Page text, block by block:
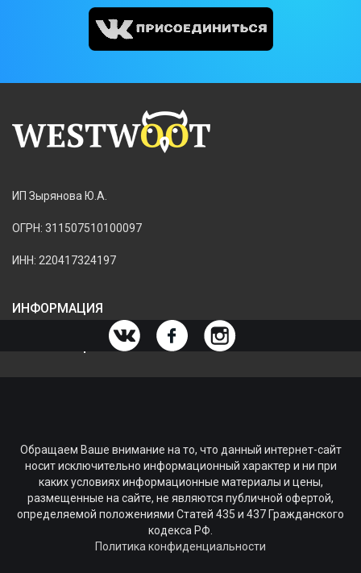
ИП Зырянова Ю.А.
ОГРН: 311507510100097
ИНН: 220417324197
ИНФОРМАЦИЯ
ИНФОРМАЦИЯ О МАГАЗИНЕ
Обращаем Ваше внимание на то, что данный интернет-сайт
носит исключительно информационный характер и ни при
каких условиях информационные материалы и цены,
размещенные на сайте, не являются публичной офертой,
определяемой положениями Статей 435 и 437 Гражданского
кодекса РФ.
Политика конфиденциальности